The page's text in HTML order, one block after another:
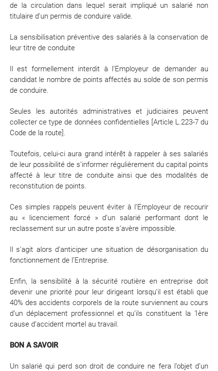
de la circulation dans lequel serait impliqué un salarié non
titulaire d’un permis de conduire valide.
La sensibilisation préventive des salariés à la conservation de
leur titre de conduite
Il est formellement interdit à l’Employeur de demander au
candidat le nombre de points affectés au solde de son permis
de conduire.
Seules les autorités administratives et judiciaires peuvent
collecter ce type de données confidentielles [Article L.223-7 du
Code de la route].
Toutefois, celui-ci aura grand intérêt à rappeler à ses salariés
de leur possibilité de s’informer régulièrement du capital points
affecté à leur titre de conduite ainsi que des modalités de
reconstitution de points.
Ces simples rappels peuvent éviter à l’Employeur de recourir
au « licenciement forcé » d’un salarié performant dont le
reclassement sur un autre poste s’avère impossible.
Il s’agit alors d’anticiper une situation de désorganisation du
fonctionnement de l’Entreprise.
Enfin, la sensibilité à la sécurité routière en entreprise doit
devenir une priorité pour leur dirigeant lorsqu’il est établi que
40% des accidents corporels de la route surviennent au cours
d’un déplacement professionnel et qu’ils constituent la 1ère
cause d’accident mortel au travail.
BON A SAVOIR
Un salarié qui perd son droit de conduire ne fera l’objet d’un